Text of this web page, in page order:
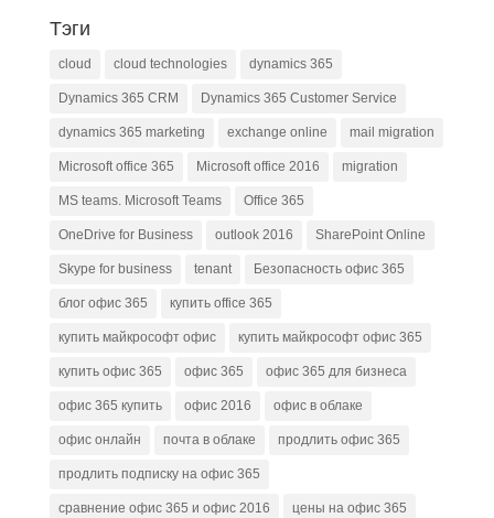
Тэги
cloud cloud technologies dynamics 365
Dynamics 365 CRM Dynamics 365 Customer Service
dynamics 365 marketing exchange online mail migration
Microsoft office 365 Microsoft office 2016 migration
MS teams. Microsoft Teams Office 365
OneDrive for Business outlook 2016 SharePoint Online
Skype for business tenant Безопасность офис 365
блог офис 365 купить office 365
купить майкрософт офис купить майкрософт офис 365
купить офис 365 офис 365 офис 365 для бизнеса
офис 365 купить офис 2016 офис в облаке
офис онлайн почта в облаке продлить офис 365
продлить подписку на офис 365
сравнение офис 365 и офис 2016 цены на офис 365